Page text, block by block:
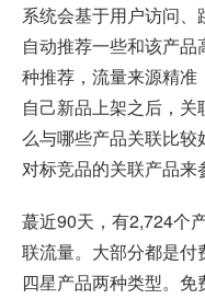
系统会基于用户访问
自动推荐一些和该产
种推荐，流量来源精
自己新品上架之后，
么与哪些产品关联比
对标竞品的关联产品来
蕞近90天，有2,724个
联流量。大部分都是
四星产品两种类型。